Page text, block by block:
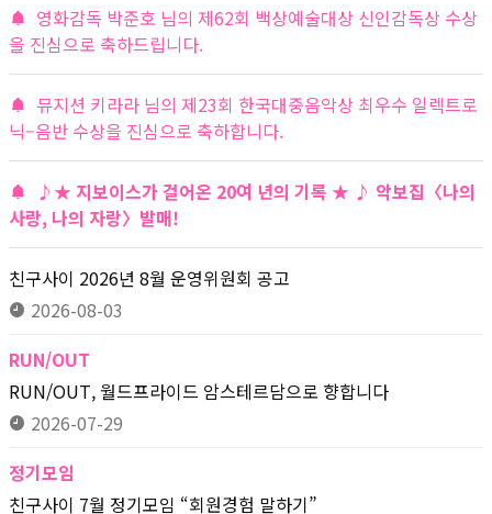
영화감독 박준호 님의 제62회 백상예술대상 신인감독상 수상
을 진심으로 축하드립니다.
뮤지션 키라라 님의 제23회 한국대중음악상 최우수 일렉트로
닉–음반 수상을 진심으로 축하합니다.
♪★ 지보이스가 걸어온 20여 년의 기록 ★ ♪ 악보집〈나의
사랑, 나의 자랑〉발매!
친구사이 2026년 8월 운영위원회 공고
2026-08-03
RUN/OUT
RUN/OUT, 월드프라이드 암스테르담으로 향합니다
2026-07-29
정기모임
친구사이 7월 정기모임 “회원경험 말하기”